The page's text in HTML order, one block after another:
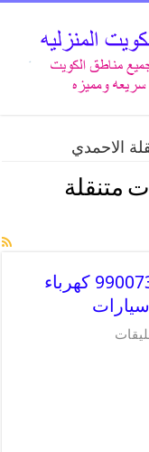
الاحمدي
متنقلة
بنشر متنقل | كراج الاحمدي 99007355 كهرباء